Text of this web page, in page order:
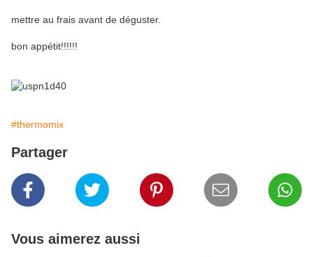
mettre au frais avant de déguster.
bon appétit!!!!!!
#thermomix
Partager
Vous aimerez aussi